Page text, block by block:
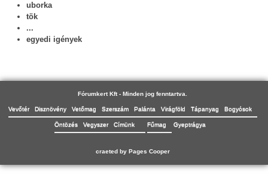
uborka
tök
...
egyedi igények
Fórumkert Kft - Minden jog fenntartva.
Vevőtér Disznövény Vetőmag Szerszám Palánta Virágföld Tápanyag Bogyósok
Öntözés Vegyszer Címünk Fűmag Gyeptrágya
craeted by Pages Cooper